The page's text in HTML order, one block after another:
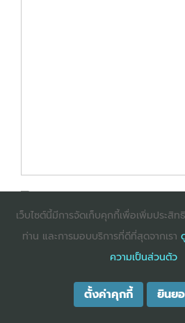
: InternetExplorer เวอร์ชั่น 10 ขึ้น
: Chrome เวอร์ชั่น 58 ขึ้น
COPYRIGHT ©2025DHARMNITI SEMINAR
RIGHTS RESERVED. E-COMMERCIAL
เว็บไซต์นี้มีการจัดเก็บคุกกี้เพื่อเพิ่มประสิท
ท่าน และการมอบบริการที่ดีที่สุดจากเรา
ความเป็นส่วนตัว
ตั้งค่าคุกกี้ ยินย